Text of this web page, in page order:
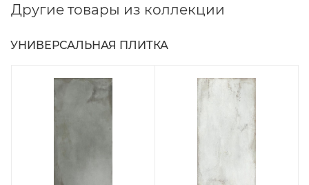
Другие товары из коллекции
УНИВЕРСАЛЬНАЯ ПЛИТКА